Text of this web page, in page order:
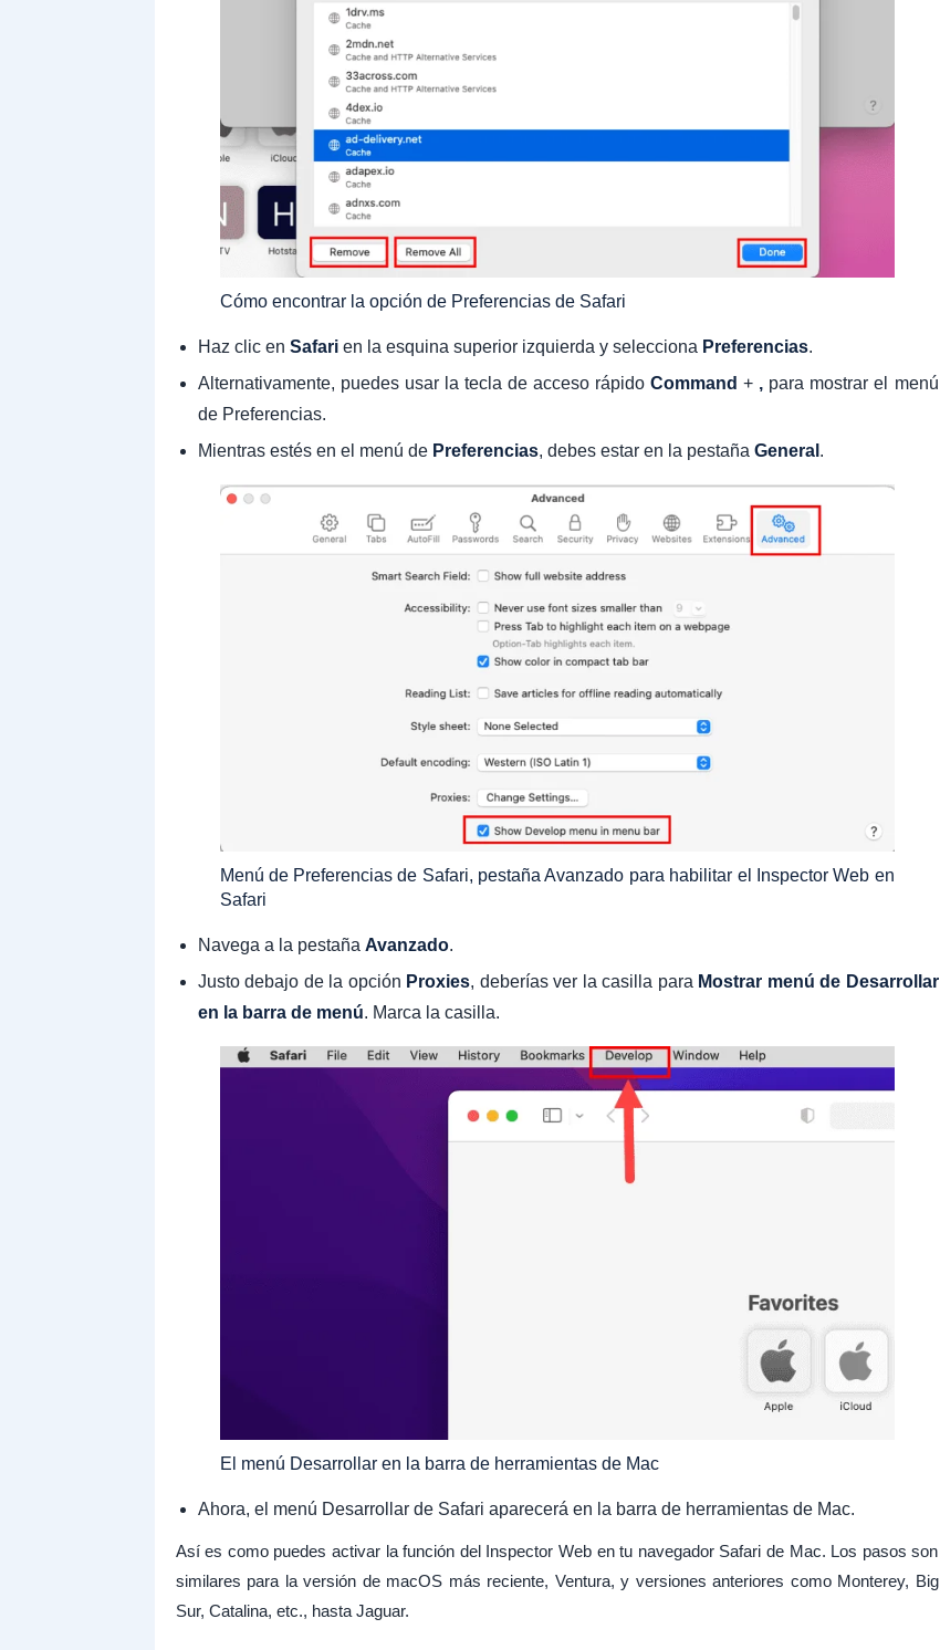
Cómo encontrar la opción de Preferencias de Safari
Haz clic en Safarien la esquina superior izquierda y selecciona Preferencias.
Alternativamente, puedes usar la tecla de acceso rápidoCommand + , para mostrar el menú
de Preferencias.
Mientras estés en el menú de Preferencias, debes estar en la pestaña General .
Menú de Preferencias de Safari, pestaña Avanzado para habilitar el Inspector Web en
Safari
Navega a la pestaña Avanzado.
Justo debajo de la opción Proxies, deberías ver la casilla para Mostrar menú de Desarrollar
en la barra de menú. Marca la casilla.
El menú Desarrollar en la barra de herramientas de Mac
Ahora, el menú Desarrollar de Safari aparecerá en la barra de herramientas de Mac.
Así es como puedes activar la función del Inspector Web en tu navegador Safari de Mac. Los pasos son
similares para la versión de macOS más reciente, Ventura, y versiones anteriores como Monterey, Big
Sur, Catalina, etc., hasta Jaguar.